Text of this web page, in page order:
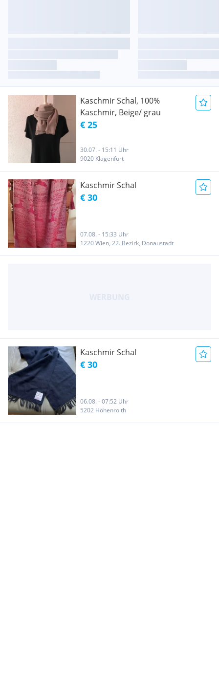
Kaschmir Schal, 100%
Kaschmir, Beige/ grau
€ 25
30.07. - 15:11 Uhr
9020 Klagenfurt
Kaschmir Schal
€ 30
07.08. - 15:33 Uhr
1220 Wien, 22. Bezirk, Donaustadt
Kaschmir Schal
€ 30
06.08. - 07:52 Uhr
5202 Höhenroith